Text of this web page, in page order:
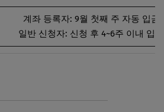
계좌 등록자: 9월 첫째 주 자동 입금
일반 신청자: 신청 후 4~6주 이내 입금